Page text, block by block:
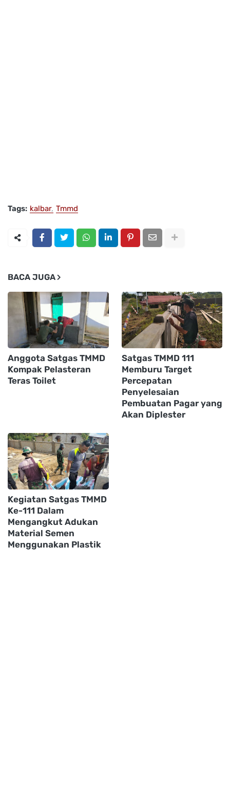
Tags: kalbar Tmmd
BACA JUGA
Anggota Satgas TMMD
Kompak Pelasteran
Teras Toilet
Satgas TMMD 111
Memburu Target
Percepatan
Penyelesaian
Pembuatan Pagar yang
Akan Diplester
Kegiatan Satgas TMMD
Ke-111 Dalam
Mengangkut Adukan
Material Semen
Menggunakan Plastik